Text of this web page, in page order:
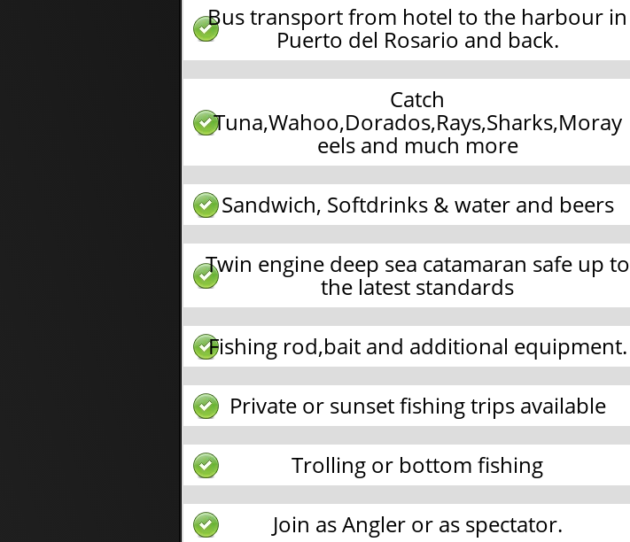
Bus transport from hotel to the harbour in
Puerto del Rosario and back.
Catch
Tuna,Wahoo,Dorados,Rays,Sharks,Moray
eels and much more
Sandwich, Softdrinks & water and beers
Twin engine deep sea catamaran safe up to
the latest standards
Fishing rod,bait and additional equipment.
Private or sunset fishing trips available
Trolling or bottom fishing
Join as Angler or as spectator.